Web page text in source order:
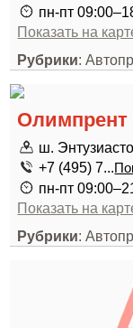
пн-пт
Показать на
Рубрики:
Олимпрент
ш.
+7 (495) 7...
пн-пт
Показать на
Рубрики: